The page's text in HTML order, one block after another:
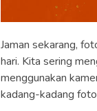
Jaman sekarang,
hari. Kita sering
menggunakan
kadang-kadang